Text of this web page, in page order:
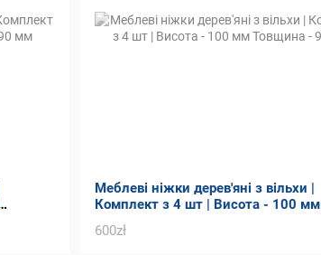
Меблеві ніжки дерев'яні з вільхи |
Комплект з 4 шт | Висота - 100 мм
Товщина - 90 мм
600zł